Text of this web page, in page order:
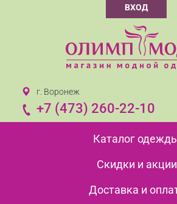
ВХОД
г. Воронеж
+7 (473) 260-22-10
Каталог
Скидки и акции
Доставка и